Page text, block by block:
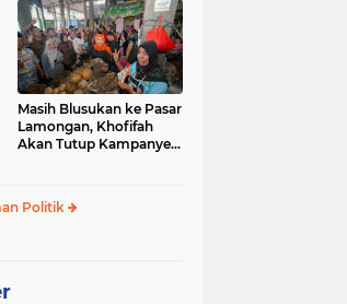
Masih Blusukan ke Pasar
Lamongan, Khofifah
Akan Tutup Kampanye
Politik